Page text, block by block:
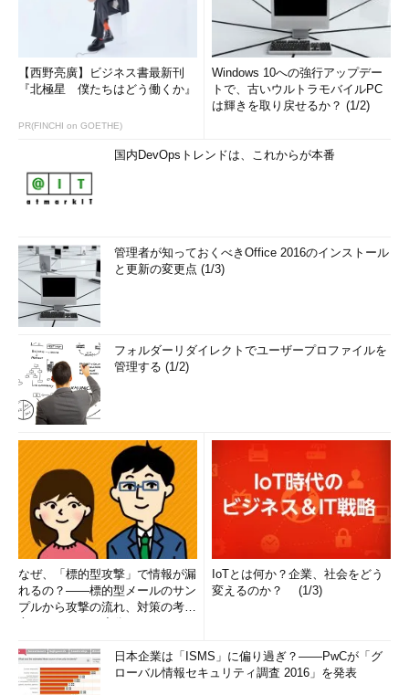
【西野亮廣】ビジネス書最新刊
『北極星 僕たちはどう働くか』
PR(FINCHI on GOETHE)
Windows 10への強行アップデー
トで、古いウルトラモバイルPC
は輝きを取り戻せるか？ (1/2)
国内DevOpsトレンドは、これからが本番
管理者が知っておくべきOffice 2016のインストール
と更新の変更点 (1/3)
フォルダーリダイレクトでユーザープロファイルを
管理する (1/2)
なぜ、「標的型攻撃」で情報が漏
れるの？――標的型メールのサン
プルから攻撃の流れ、対策の考え
IoTとは何か？企業、社会をどう
変えるのか？ (1/3)
日本企業は「ISMS」に偏り過ぎ？――PwCが「グ
ローバル情報セキュリティ調査 2016」を発表